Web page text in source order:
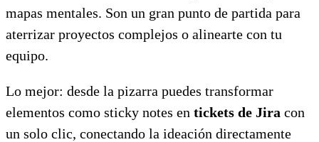
mapas mentales. Son un gran punto de partida para
aterrizar proyectos complejos o alinearte con tu
equipo.
Lo mejor: desde la pizarra puedes transformar
elementos como sticky notes en tickets de Jira con
un solo clic, conectando la ideación directamente